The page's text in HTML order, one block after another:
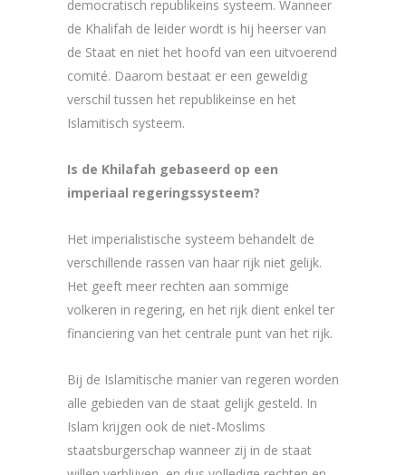
democratisch republikeins systeem. Wanneer
de Khalifah de leider wordt is hij heerser van
de Staat en niet het hoofd van een uitvoerend
comité. Daarom bestaat er een geweldig
verschil tussen het republikeinse en het
Islamitisch systeem.
Is de Khilafah gebaseerd op een
imperiaal regeringssysteem?
Het imperialistische systeem behandelt de
verschillende rassen van haar rijk niet gelijk.
Het geeft meer rechten aan sommige
volkeren in regering, en het rijk dient enkel ter
financiering van het centrale punt van het rijk.
Bij de Islamitische manier van regeren worden
alle gebieden van de staat gelijk gesteld. In
Islam krijgen ook de niet-Moslims
staatsburgerschap wanneer zij in de staat